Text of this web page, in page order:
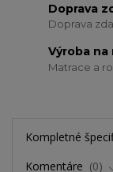
Doprava
Doprava
Výroba na
Matrace a
Kompletné
Komentáre
0